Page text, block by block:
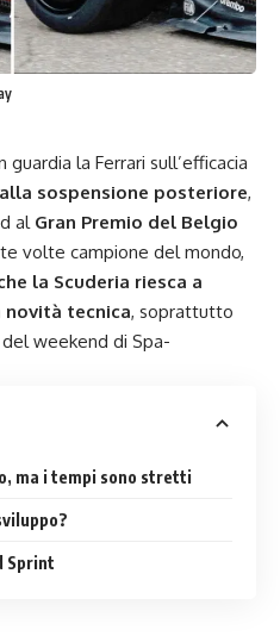
guardia la Ferrari sull’efficacia
sospensione posteriore,
al Gran Premio del Belgio
volte campione del mondo,
la Scuderia riesca a
tecnica, soprattutto
weekend di Spa-
ma i tempi sono stretti
Sprint